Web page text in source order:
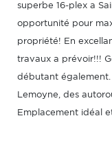
superbe 16-plex a
opportunité pour
propriété! En
travaux a prévoir!!!
débutant
Lemoyne, des
Emplacement idéal